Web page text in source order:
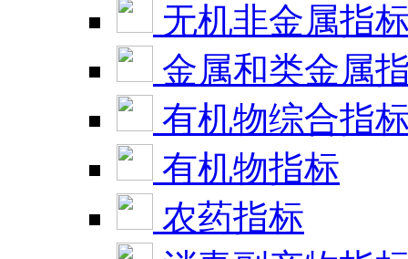
无机非金属指
金属和类金属
有机物综合指
有机物指标
农药指标